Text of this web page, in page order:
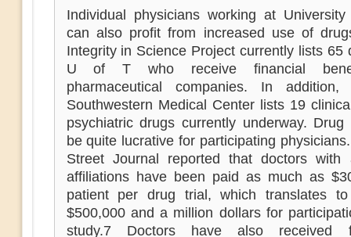
Individual physicians working at
can also profit from increased use of
Integrity in Science Project currently lists 65
U of T who receive financial
pharmaceutical companies. In
Southwestern Medical Center lists 19
psychiatric drugs currently underway. Drug
be quite lucrative for participating
Street Journal reported that doctors with
affiliations have been paid as much as
patient per drug trial, which translates to
$500,000 and a million dollars for
study.7 Doctors have also received